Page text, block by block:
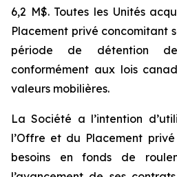
6,2 M$. Toutes les Unités
Placement privé concomitant
période de détention
conformément aux lois
valeurs mobilières.
La Société a l’intention
l’Offre et du Placement
besoins en fonds de